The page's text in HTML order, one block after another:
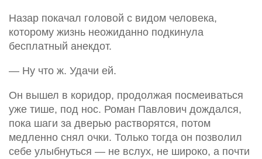
Назар покачал головой с видом человека,
которому жизнь неожиданно подкинула
бесплатный анекдот.
— Ну что ж. Удачи ей.
Он вышел в коридор, продолжая посмеиваться
уже тише, под нос. Роман Павлович дождался,
пока шаги за дверью растворятся, потом
медленно снял очки. Только тогда он позволил
себе улыбнуться — не вслух, не широко, а почти